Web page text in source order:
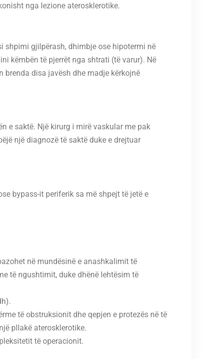
nga lezione aterosklerotike.
shpimi gjilpërash, dhimbje ose hipotermi në
këmbën të pjerrët nga shtrati (të varur). Në
brenda disa javësh dhe madje kërkojnë
e saktë. Një kirurg i mirë vaskular me pak
një diagnozë të saktë duke e drejtuar
bypass-it periferik sa më shpejt të jetë e
në mundësinë e anashkalimit të
të ngushtimit, duke dhënë lehtësim të
të obstruksionit dhe qepjen e protezës në të
pllakë aterosklerotike.
të operacionit.